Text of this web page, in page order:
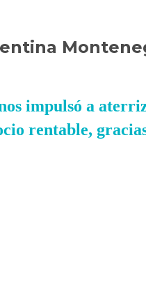
impulsó a
rentable,